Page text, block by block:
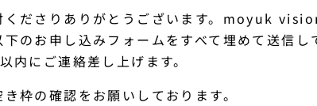
くださりありがとうございます。moyuk
のお申し込みフォームをすべて埋めて送信し
内にご連絡差し上げます。
枠の確認をお願いしております。